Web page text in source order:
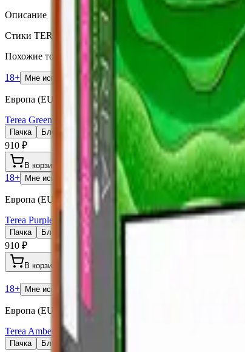
Описание
Стики TEREA Blue для IQOS ILUMA — освежающий
Похожие товары
18+ Мне исполнилось 18 лет
Европа (EU)
Terea Green Польша
Пачка Блок×10
910 ₽
В корзину
18+ Мне исполнилось 18 лет
Европа (EU)
Terea Purple Wave (Европа для Сев.Кипра)
Пачка Блок×10
910 ₽
В корзину
18+ Мне исполнилось 18 лет
Европа (EU)
Terea Amber Польша
Пачка Блок×10